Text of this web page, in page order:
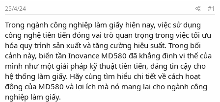
s
t
a
r
t
e
r
ầ
25/4/24 #1
Trong ngành công nghiệp làm giấy hiện nay, việc sử dụng
công nghệ tiên tiến đóng vai trò quan trọng trong việc tối ưu
hóa quy trình sản xuất và tăng cường hiệu suất. Trong bối
cảnh này, biến tần Inovance MD580 đã khẳng định vị thế của
mình như một giải pháp kỹ thuật tiên tiến, đáng tin cậy cho
hệ thống làm giấy. Hãy cùng tìm hiểu chi tiết về cách hoạt
động của MD580 và lợi ích mà nó mang lại cho ngành công
nghiệp làm giấy.